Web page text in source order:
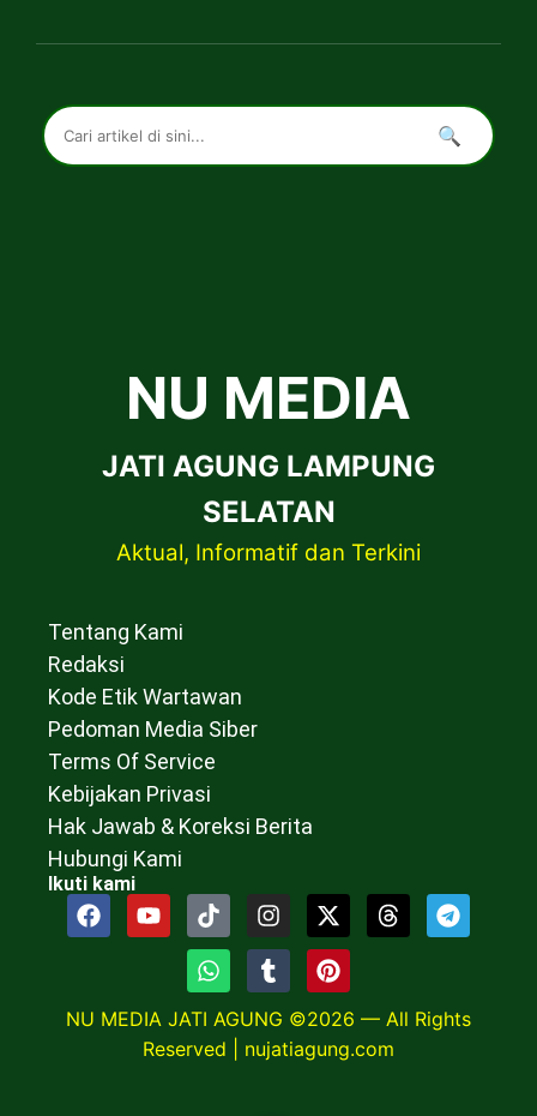
🔍
NU MEDIA
JATI AGUNG LAMPUNG
SELATAN
Aktual, Informatif dan Terkini
Tentang Kami
Redaksi
Kode Etik Wartawan
Pedoman Media Siber
Terms Of Service
Kebijakan Privasi
Hak Jawab & Koreksi Berita
Hubungi Kami
Ikuti kami
NU MEDIA JATI AGUNG ©2026 — All Rights
Reserved | nujatiagung.com